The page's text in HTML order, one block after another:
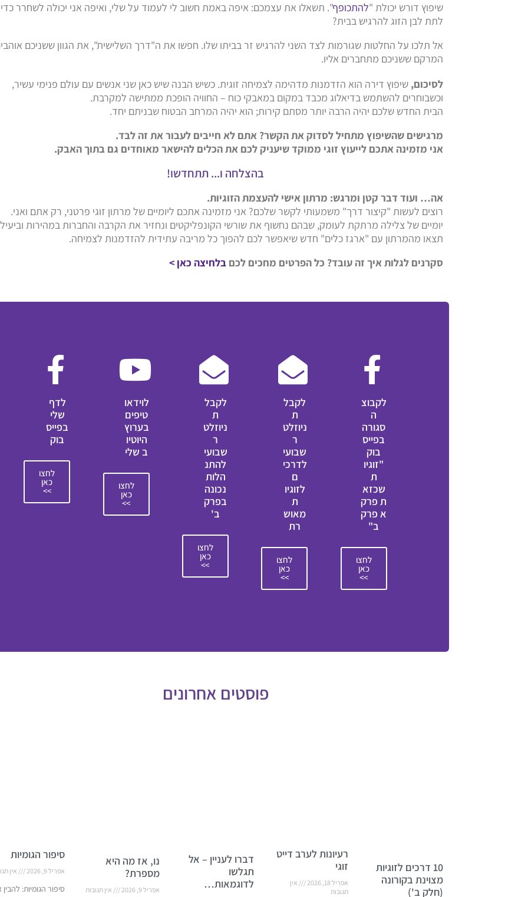
שיפוץ דורש יכולת "להתכופף". תשאלו את עצמכם: איפה באמת חשוב לי לעמוד על שלי, ואיפה אני יכולה לשחרר כדי
לתת לבן הזוג להרגיש בבית?
אל תלכו על החלטות שגורמות לצד השני להרגיש זר בביתו שלו. חפשו את ה"דרך השלישית", את הגוון ששניכם
המרקם ששניכם מתחברים אליו.
לסיכום, שיפוץ דירה הוא הזדמנות מדהימה לצמיחה זוגית. כשיש הבנה שיש כאן שני אנשים עם עולם פנימי עשיר,
וכשבוחרים להשתמש בדיאלוג מכבד במקום במאבקי כוח – החוויה הופכת ממתישה למקרבת.
הבית החדש שלכם יהיה הרבה יותר מסתם קירות; הוא יהיה המרחב הבטוח שבניתם יחד.
מרגישים שהשיפוץ מתחיל לסדוק את הקשר? אתם לא חייבים לעבור את זה לבד.
אני מזמינה אתכם לייעוץ זוגי ממוקד שיעניק לכם את הכלים להישאר מאוחדים גם בתוך האבק.
בהצלחה ו... תתחדשו!
אה… ועוד דבר קטן ומרגש: מרתון אישי להעצמת הזוגיות.
רוצים לעשות "קיצור דרך" משמעותי לקשר שלכם? אני מזמינה אתכם ליומיים של מרתון זוגי פרטני, רק אתם ואני.
יומיים של צלילה מרתקת לעומק, שבהם נחשוף את שורשי הקונפליקטים ונחזיר את הקרבה והחברות במהירות
תצאו מהמרתון עם "ארגז כלים" חדש שיאפשר לכם להפוך כל מריבה עתידית להזדמנות לצמיחה.
סקרנים לגלות איך זה עובד? כל הפרטים מחכים לכםבלחיצה כאן >
לקבוצ
ה
סגורה
בפייס
בוק
"זוגיו
ת
שכזא
ת פרק
א פרק
ב"
לחצו
כאן
>>
לקבל
ת
ניוזלט
ר
שבועי
לדרכי
ם
לזוגיו
ת
מאוש
רת
לחצו
כאן
>>
לקבל
ת
ניוזלט
ר
שבועי
להתנ
הלות
נכונה
בפרק
ב'
לחצו
כאן
>>
לוידאו
טיפים
בערוץ
היוטיו
ב שלי
לחצו
כאן
>>
לדף
שלי
בפייס
בוק
לחצו
כאן
>>
פוסטים אחרונים
10 דרכים לזוגיות
מצוינת בקורונה
(חלק ב')
רעיונות לערב דייט
זוגי
אפריל 18, 2026
אין
תגובות
דברו לעניין – אל
תגלשו
לדוגמאות…
נו, אז מה היא
מספרת?
אפריל 9, 2026 אין תגובות
סיפור הגומיות
אפריל 9, 2026 אין
סיפור הגומיות: